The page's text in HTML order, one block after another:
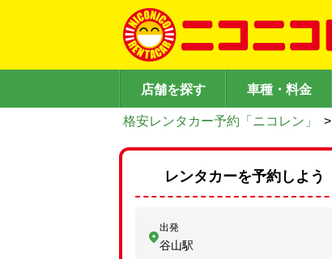
店舗を探す 車種・料金
格安レンタカー予約「ニコレン」 >
レンタカーを予約しよう
出発
谷山駅